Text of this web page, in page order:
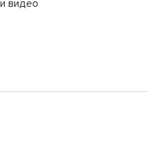
видео